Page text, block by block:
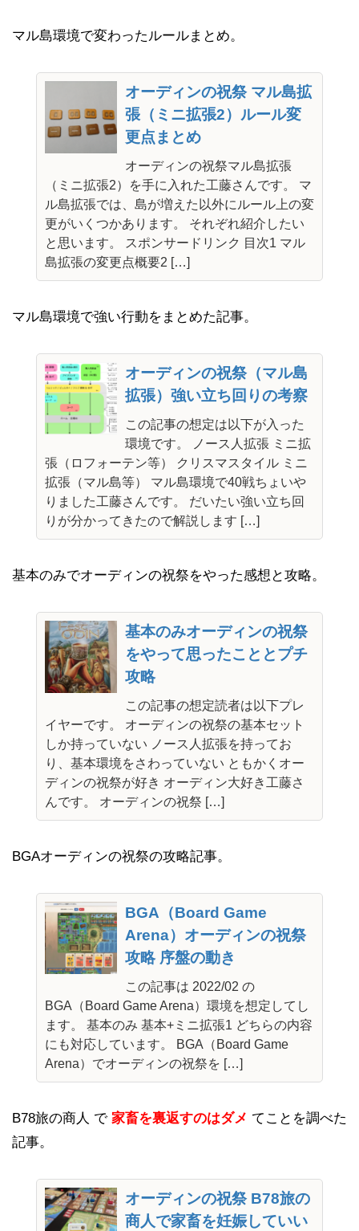
マル島環境で変わったルールまとめ。
オーディンの祝祭 マル島拡
張（ミニ拡張2）ルール変
更点まとめ
オーディンの祝祭マル島拡張
（ミニ拡張2）を手に入れた工藤さんです。 マ
ル島拡張では、島が増えた以外にルール上の変
更がいくつかあります。 それぞれ紹介したい
と思います。 スポンサードリンク 目次1 マル
島拡張の変更点概要2 […]
マル島環境で強い行動をまとめた記事。
オーディンの祝祭（マル島
拡張）強い立ち回りの考察
この記事の想定は以下が入った
環境です。 ノース人拡張 ミニ拡
張（ロフォーテン等） クリスマスタイル ミニ
拡張（マル島等） マル島環境で40戦ちょいや
りました工藤さんです。 だいたい強い立ち回
りが分かってきたので解説します […]
基本のみでオーディンの祝祭をやった感想と攻略。
基本のみオーディンの祝祭
をやって思ったこととプチ
攻略
この記事の想定読者は以下プレ
イヤーです。 オーディンの祝祭の基本セット
しか持っていない ノース人拡張を持ってお
り、基本環境をさわっていない ともかくオー
ディンの祝祭が好き オーディン大好き工藤さ
んです。 オーディンの祝祭 […]
BGAオーディンの祝祭の攻略記事。
BGA（Board Game
Arena）オーディンの祝祭
攻略 序盤の動き
この記事は 2022/02 の
BGA（Board Game Arena）環境を想定してし
ます。 基本のみ 基本+ミニ拡張1 どちらの内容
にも対応しています。 BGA（Board Game
Arena）でオーディンの祝祭を […]
B78旅の商人 で 家畜を裏返すのはダメ てことを調べた
記事。
オーディンの祝祭 B78旅の
商人で家畜を妊娠していい